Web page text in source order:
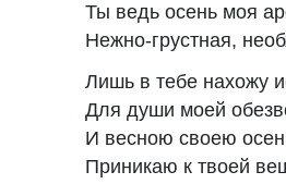
Ты ведь осень моя
Нежно-грустная,
Лишь в тебе нахожу
Для души моей
И весною своею
Приникаю к твоей